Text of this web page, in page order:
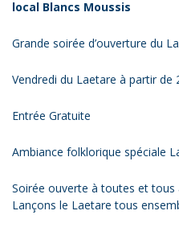
local Blancs Moussis
Grande soirée d’ouverture du
Vendredi du Laetare à partir de
Entrée Gratuite
Ambiance folklorique spéciale
Soirée ouverte à toutes et tous
Lançons le Laetare tous